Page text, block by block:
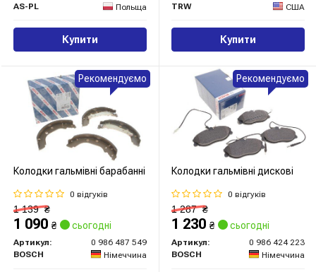
AS-PL
Польща
Купити
TRW
США
Купити
Колодки гальмівні барабанні
0 відгуків
1 139₴
1 090 ₴ сьогодні
Артикул:
0 986 487 549
BOSCH
Німеччина
Рекомендуємо
Колодки гальмівні дискові
0 відгуків
1 287₴
1 230 ₴ сьогодні
Артикул:
0 986 424 223
BOSCH
Німеччина
Рекомендуємо